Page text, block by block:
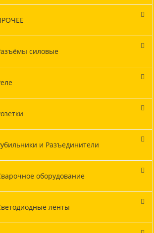
силовые
и Разъединители
оборудование
ленты